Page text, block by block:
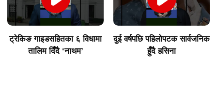
ट्रेकिङ गाइडसहितका ६ विधामा
तालिम दिँदै ‘नाथम’
दुई वर्षपछि पहिलोपटक सार्वजनिक
हुँदै हसिना